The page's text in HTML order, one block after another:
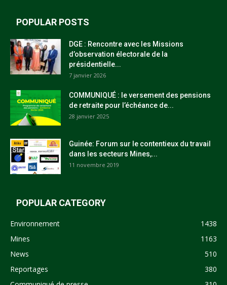
POPULAR POSTS
DGE : Rencontre avec les Missions
d’observation électorale de la
présidentielle...
7 janvier 2026
COMMUNIQUÉ : le versement des pensions
de retraite pour l’échéance de...
28 janvier 2025
Guinée: Forum sur le contentieux du travail
dans les secteurs Mines,...
11 novembre 2019
POPULAR CATEGORY
Environnement
1438
Mines
1163
News
510
Reportages
380